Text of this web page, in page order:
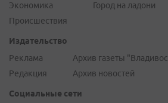
Экономика
Происшествия
Город на ладони
Издательство
Реклама
Редакция
Архив газеты
Архив новостей
Социальные сети